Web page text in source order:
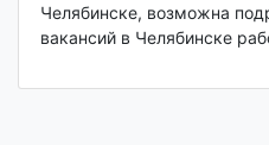
Челябинске, возможна
вакансий в Челябинске